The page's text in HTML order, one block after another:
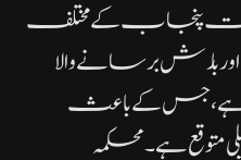
سمیت پنجاب کے مختلف
بارش برسانے والا
ہے، جس کے باعث
ہے۔محکمہ